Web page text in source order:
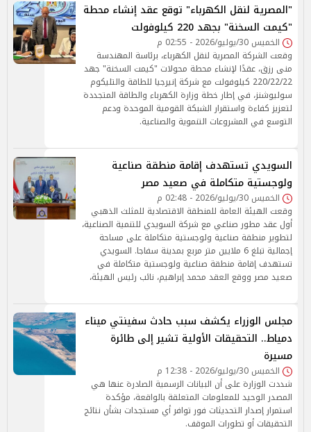
"المصرية لنقل الكهرباء" توقع عقد إنشاء محطة
"كيمت السخنة" بجهد 220 كيلوفولت
الخميس 30/يوليو/2026 - 02:55 م
وقعت الشركة المصرية لنقل الكهرباء، برئاسة المهندسة
منى رزق، عقدًا لإنشاء محطة محولات "كيمت السخنة" جهد
220/22/22 كيلوفولت مع شركة إنيرجيا للطاقة والتليكوم
سوليوشنز، في إطار خطة وزارة الكهرباء والطاقة المتجددة
لتعزيز كفاءة واستقرار الشبكة القومية الموحدة ودعم
التوسع في المشروعات التنموية والصناعية.
السويدي تستهدف إقامة منطقة صناعية
ولوجستية متكاملة في صعيد مصر
الخميس 30/يوليو/2026 - 02:48 م
وقعت الهيئة العامة للمنطقة الاقتصادية للمثلث الذهبي
أول عقد مطور صناعي مع شركة السويدي للتنمية الصناعية،
لتطوير منطقة صناعية ولوجستية متكاملة على مساحة
إجمالية تبلغ 6 ملايين متر مربع بمدينة سفاجا. السويدي
تستهدف إقامة منطقة صناعية ولوجستية متكاملة في
صعيد مصر ووقع العقد محمد إبراهيم، نائب رئيس الهيئة،
مجلس الوزراء يكشف سبب حادث سفينتي ميناء
دمياط.. التحقيقات الأولية تشير إلى طائرة
مسيرة
الخميس 30/يوليو/2026 - 12:38 م
شددت الوزارة على أن البيانات الرسمية الصادرة عنها هي
المصدر الوحيد للمعلومات المتعلقة بالواقعة، مؤكدة
استمرار إصدار التحديثات فور توافر أي مستجدات بشأن نتائج
التحقيقات أو تطورات الموقف.